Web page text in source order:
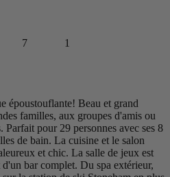
7 1
époustouflante! Beau et grand
familles, aux groupes d'amis ou
pour 29 personnes avec ses 8
de bain. La cuisine et le salon
et chic. La salle de jeux est
bar complet. Du spa extérieur,